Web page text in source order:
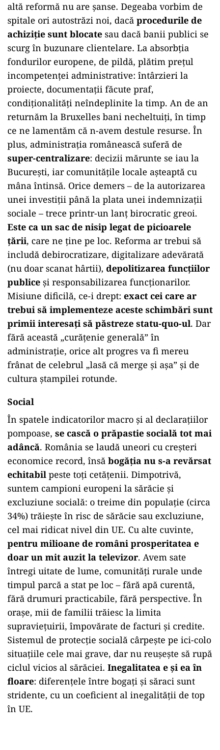
altă reformă nu are șanse. Degeaba vorbim de
spitale ori autostrăzi noi, dacă procedurile de
achiziție sunt blocate sau dacă banii publici se
scurg în buzunare clientelare. La absorbția
fondurilor europene, de pildă, plătim prețul
incompetenței administrative: întârzieri la
proiecte, documentații făcute praf,
condiționalități neîndeplinite la timp. An de an
returnăm la Bruxelles bani necheltuiți, în timp
ce ne lamentăm că n-avem destule resurse. În
plus, administrația românească suferă de
super-centralizare: decizii mărunte se iau la
București, iar comunitățile locale așteaptă cu
mâna întinsă. Orice demers – de la autorizarea
unei investiții până la plata unei indemnizații
sociale – trece printr-un lanț birocratic greoi.
Este ca un sac de nisip legat de picioarele
țării, care ne ține pe loc. Reforma ar trebui să
includă debirocratizare, digitalizare adevărată
(nu doar scanat hârtii), depolitizarea funcțiilor
publice și responsabilizarea funcționarilor.
Misiune dificilă, ce-i drept: exact cei care ar
trebui să implementeze aceste schimbări sunt
primii interesați să păstreze statu-quo-ul. Dar
fără această „curățenie generală” în
administrație, orice alt progres va fi mereu
frânat de celebrul „lasă că merge și așa” și de
cultura ștampilei rotunde.
Social
În spatele indicatorilor macro și al declarațiilor
pompoase, se cască o prăpastie socială tot mai
adâncă. România se laudă uneori cu creșteri
economice record, însă bogăția nu s-a revărsat
echitabil peste toți cetățenii. Dimpotrivă,
suntem campioni europeni la sărăcie și
excluziune socială: o treime din populație (circa
34%) trăiește în risc de sărăcie sau excluziune,
cel mai ridicat nivel din UE. Cu alte cuvinte,
pentru milioane de români prosperitatea e
doar un mit auzit la televizor. Avem sate
întregi uitate de lume, comunități rurale unde
timpul parcă a stat pe loc – fără apă curentă,
fără drumuri practicabile, fără perspective. În
orașe, mii de familii trăiesc la limita
supraviețuirii, împovărate de facturi și credite.
Sistemul de protecție socială cârpește pe ici-colo
situațiile cele mai grave, dar nu reușește să rupă
ciclul vicios al sărăciei. Inegalitatea e și ea în
floare: diferențele între bogați și săraci sunt
stridente, cu un coeficient al inegalității de top
în UE.